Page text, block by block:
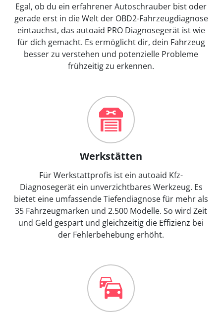
Egal, ob du ein erfahrener Autoschrauber bist oder
gerade erst in die Welt der OBD2-Fahrzeugdiagnose
eintauchst, das autoaid PRO Diagnosegerät ist wie
für dich gemacht. Es ermöglicht dir, dein Fahrzeug
besser zu verstehen und potenzielle Probleme
frühzeitig zu erkennen.
Werkstätten
Für Werkstattprofis ist ein autoaid Kfz-
Diagnosegerät ein unverzichtbares Werkzeug. Es
bietet eine umfassende Tiefendiagnose für mehr als
35 Fahrzeugmarken und 2.500 Modelle. So wird Zeit
und Geld gespart und gleichzeitig die Effizienz bei
der Fehlerbehebung erhöht.